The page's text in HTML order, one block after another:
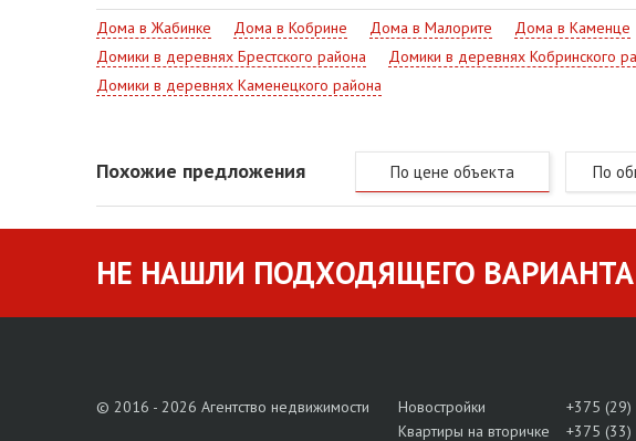
Дома в Жабинке Дома в Кобрине Дома в Малорите Дома в Каменце
Домики в деревнях Брестского района
Домики в деревнях Кобринского
Домики в деревнях Каменецкого района
Похожие предложения По цене объекта По
НЕ НАШЛИ ПОДХОДЯЩЕГО ВАРИАНТА
© 2016 - 2026 Агентство недвижимости Новостройки
+375
Квартиры на вторичке
+375